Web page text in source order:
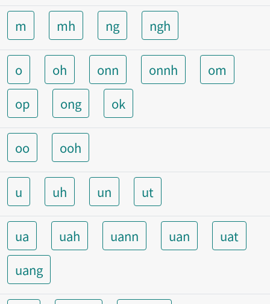
m mh ng ngh
o oh onn onnh
om
op
ong ok
oo ooh
u uh un ut
ua uah uann uan
uat
uang